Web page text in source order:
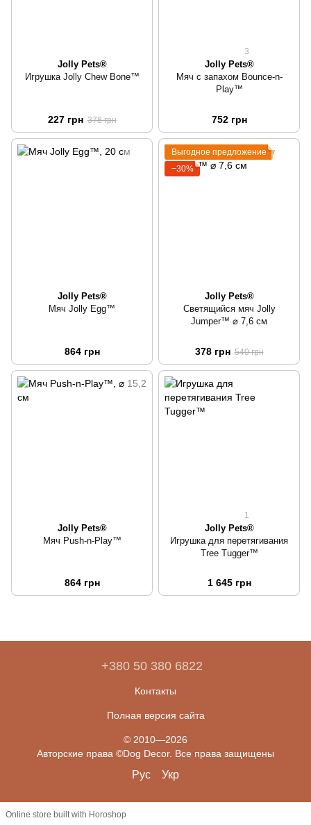
Jolly Pets®
Игрушка Jolly Chew Bone™
227 грн 378 грн
3
Jolly Pets®
Мяч с запахом Bounce-n-
Play™
752 грн
Jolly Pets®
Мяч Jolly Egg™
864 грн
Выгодное предложение
−30%
Jolly Pets®
Светящийся мяч Jolly
Jumper™ ⌀ 7,6 см
378 грн 540 грн
Jolly Pets®
Мяч Push-n-Play™
864 грн
1
Jolly Pets®
Игрушка для перетягивания
Tree Tugger™
1 645 грн
+380 50 380 6822
Контакты
Полная версия сайта
© 2010—2026
Авторские права ©Dog Decor. Все права защищены
Рус Укр
Online store built with Horoshop